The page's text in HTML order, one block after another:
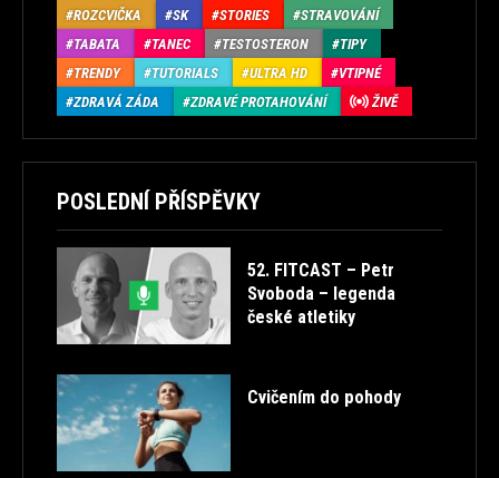
ROZCVIČKA
SK STORIES
STRAVOVÁNÍ
TABATA
TANEC TESTOSTERON
TIPY
TRENDY
TUTORIALS ULTRA HD
VTIPNÉ
ZDRAVÁ ZÁDA
ZDRAVÉ PROTAHOVÁNÍ ŽIVĚ
POSLEDNÍ PŘÍSPĚVKY
52. FITCAST – Petr
Svoboda – legenda
české atletiky
Cvičením do pohody